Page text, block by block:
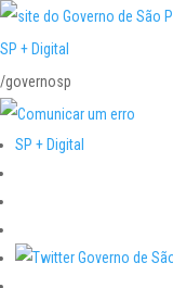
SP + Digital
/governosp
SP + Digital